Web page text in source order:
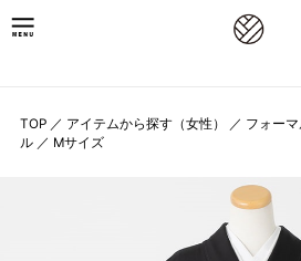
TOP ／ アイテムから探す（女性） ／ フォー
ル ／ Mサイズ